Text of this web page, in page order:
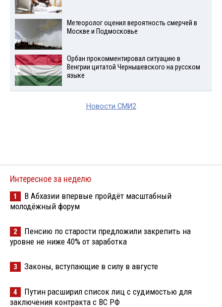
Метеоролог оценил вероятность смерчей в
Москве и Подмосковье
Орбан прокомментировал ситуацию в
Венгрии цитатой Чернышевского на русском
языке
Новости СМИ2
Интересное за неделю
1
В Абхазии впервые пройдёт масштабный
молодёжный форум
2
Пенсию по старости предложили закрепить на
уровне не ниже 40% от заработка
3 Законы, вступающие в силу в августе
4
Путин расширил список лиц с судимостью для
заключения контракта с ВС РФ